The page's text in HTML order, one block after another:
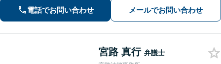
亡事故・重傷事故まで幅広く対応！保
険会社との交渉や医師との折衝、後遺
電話でお問い合わせ メールでお問い合わせ
宮路 真行 弁護士